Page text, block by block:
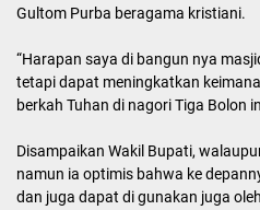
Gultom Purba beragama kristiani.
“Harapan saya di bangun nya
tetapi dapat meningkatkan
berkah Tuhan di nagori Tiga Bolon
Disampaikan Wakil Bupati,
namun ia optimis bahwa ke
dan juga dapat di gunakan juga